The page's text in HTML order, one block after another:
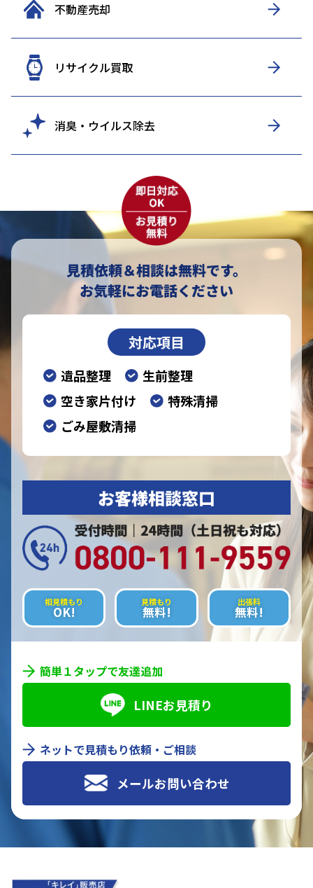
不動産売却
リサイクル買取
消臭・ウイルス除去
見積依頼＆相談は無料です。
お気軽にお電話ください
対応項目
遺品整理
生前整理
空き家片付け
特殊清掃
ごみ屋敷清掃
お客様相談窓口
相見積もり
OK!
見積もり
無料!
出張料
無料!
簡単１タップで友達追加
LINEお見積り
ネットで見積もり依頼・ご相談
メールお問い合わせ